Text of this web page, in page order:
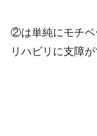
②は単純にモチベ
リハビリに支障